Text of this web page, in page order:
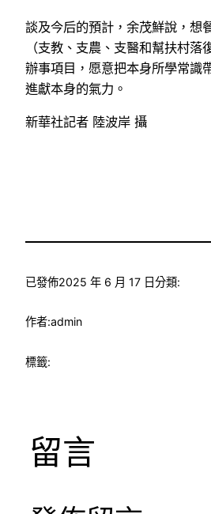
談及今后的預計，余茂鮮說，想
（支教、支農、支醫和幫扶村落
辦事項目，愿意把本身所學常識
進獻本身的氣力。
新華社記者 陸波岸 攝
已發佈2025 年 6 月 17 日分類:
作者:admin
標籤:
留言